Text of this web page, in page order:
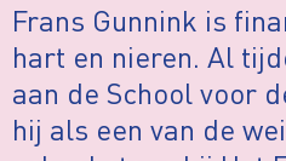
Frans Gunnink is
hart en nieren. Al
aan de School voor
hij als een van de